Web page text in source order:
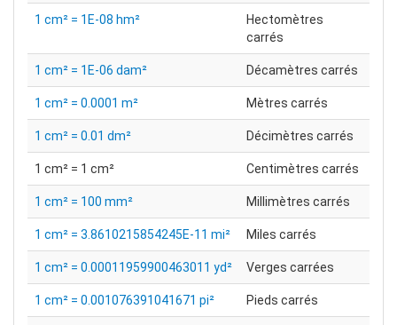
1 cm² = 1E-08 hm²
Hectomètres
carrés
1 cm² = 1E-06 dam² Décamètres carrés
1 cm² = 0.0001 m² Mètres carrés
1 cm² = 0.01 dm² Décimètres carrés
1 cm² = 1 cm² Centimètres carrés
1 cm² = 100 mm² Millimètres carrés
1 cm² = 3.8610215854245E-11 mi² Miles carrés
1 cm² = 0.00011959900463011 yd² Verges carrées
1 cm² = 0.001076391041671 pi² Pieds carrés